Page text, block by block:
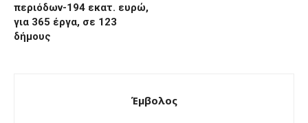
περιόδων-194 εκατ. ευρώ,
για 365 έργα, σε 123
δήμους
Έμβολος